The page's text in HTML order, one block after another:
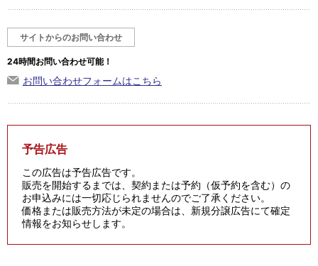
サイトからのお問い合わせ
24時間お問い合わせ可能！
お問い合わせフォームはこちら
予告広告
この広告は予告広告です。
販売を開始するまでは、契約または予約（仮予約を含む）の
お申込みには一切応じられませんのでご了承ください。
価格または販売方法が未定の場合は、新規分譲広告にて確定
情報をお知らせします。